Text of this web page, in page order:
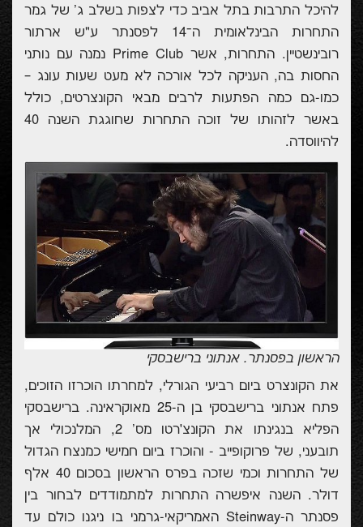
להיכל התרבות בתל אביב כדי לצפות בשלב ג' של גמר
התחרות הבינלאומית ה־14 לפסנתר ע"ש ארתור
רובינשטיין
. התחרות, אשר Prime Club נמנה עם נותני
החסות בה, העניקה לכל אורכה לא מעט שעות עונג –
כמו-גם כמה הפתעות לרבים מבאי הקונצרטים, כולל
באשר לזהותו של זוכה התחרות
שחוגגת השנה 40
להיווסדה.
הראשון בפסנתר.אנתוני ברישבסקי
את הקונצרט ביום רביעי הגורלי, למחרתו הוכרזו הזוכים,
פתח אנתוני ברישבסקי בן ה-25 מאוקראינה. ברישבסקי
הפליא בנגינתו את הקונצ׳רטו מס' 2, המלנכולי אך
תובעני, של פרוקופייב - והוכרז ביום חמישי כמנצח הגדול
של התחרות וכמי שזכה בפרס הראשון בסכום 40 אלף
דולר. השנה איפשרה התחרות למתמודדים לבחור בין
פסנתר ה-Steinway האמריקאי-גרמני בו ניגנו כולם עד